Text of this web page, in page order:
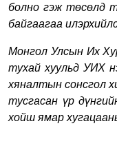
болно гэж төсөлд
байгаагаа
Монгол Улсын Их
тухай хуульд УИХ
хяналтын сонсгол
тусгасан үр
хойш ямар